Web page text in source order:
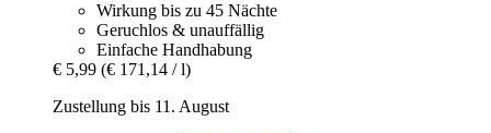
Wirkung bis zu 45 Nächte
Geruchlos & unauffällig
Einfache Handhabung
€ 5,99 (€ 171,14 / l)
Zustellung bis 11. August